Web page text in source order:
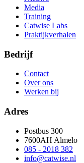
Media
Training
Catwise Labs
Praktijkverhalen
Bedrijf
Contact
Over ons
Werken bij
Adres
Postbus 300
7600AH Almelo
085 - 2018 382
info@catwise.nl